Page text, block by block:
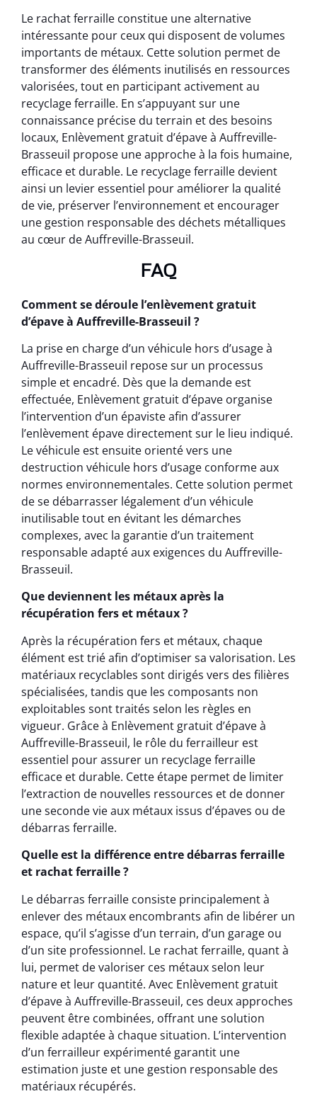
Le rachat ferraille constitue une alternative
intéressante pour ceux qui disposent de volumes
importants de métaux. Cette solution permet de
transformer des éléments inutilisés en ressources
valorisées, tout en participant activement au
recyclage ferraille. En s’appuyant sur une
connaissance précise du terrain et des besoins
locaux, Enlèvement gratuit d’épave à Auffreville-
Brasseuil propose une approche à la fois humaine,
efficace et durable. Le recyclage ferraille devient
ainsi un levier essentiel pour améliorer la qualité
de vie, préserver l’environnement et encourager
une gestion responsable des déchets métalliques
au cœur de Auffreville-Brasseuil.
FAQ
Comment se déroule l’enlèvement gratuit
d’épave à Auffreville-Brasseuil ?
La prise en charge d’un véhicule hors d’usage à
Auffreville-Brasseuil repose sur un processus
simple et encadré. Dès que la demande est
effectuée, Enlèvement gratuit d’épave organise
l’intervention d’un épaviste afin d’assurer
l’enlèvement épave directement sur le lieu indiqué.
Le véhicule est ensuite orienté vers une
destruction véhicule hors d’usage conforme aux
normes environnementales. Cette solution permet
de se débarrasser légalement d’un véhicule
inutilisable tout en évitant les démarches
complexes, avec la garantie d’un traitement
responsable adapté aux exigences du Auffreville-
Brasseuil.
Que deviennent les métaux après la
récupération fers et métaux ?
Après la récupération fers et métaux, chaque
élément est trié afin d’optimiser sa valorisation. Les
matériaux recyclables sont dirigés vers des filières
spécialisées, tandis que les composants non
exploitables sont traités selon les règles en
vigueur. Grâce à Enlèvement gratuit d’épave à
Auffreville-Brasseuil, le rôle du ferrailleur est
essentiel pour assurer un recyclage ferraille
efficace et durable. Cette étape permet de limiter
l’extraction de nouvelles ressources et de donner
une seconde vie aux métaux issus d’épaves ou de
débarras ferraille.
Quelle est la différence entre débarras ferraille
et rachat ferraille ?
Le débarras ferraille consiste principalement à
enlever des métaux encombrants afin de libérer un
espace, qu’il s’agisse d’un terrain, d’un garage ou
d’un site professionnel. Le rachat ferraille, quant à
lui, permet de valoriser ces métaux selon leur
nature et leur quantité. Avec Enlèvement gratuit
d’épave à Auffreville-Brasseuil, ces deux approches
peuvent être combinées, offrant une solution
flexible adaptée à chaque situation. L’intervention
d’un ferrailleur expérimenté garantit une
estimation juste et une gestion responsable des
matériaux récupérés.